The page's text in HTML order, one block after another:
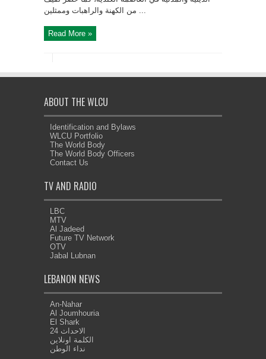
من الكهنة والراهبات وممثلين ...
Read More »
ABOUT THE WLCU
Identification and Bylaws
WLCU Portfolio
The World Body
The World Body Officers
Contact Us
TV AND RADIO
LBC
MTV
Al Jadeed
Future TV Network
OTV
Jabal Lubnan
LEBANON NEWS
An-Nahar
Al Joumhouria
El Shark
الاحداث 24
الكلمة اونلاين
نداء الوطن